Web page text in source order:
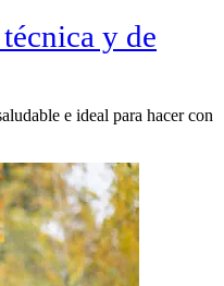
y de
e ideal para hacer con